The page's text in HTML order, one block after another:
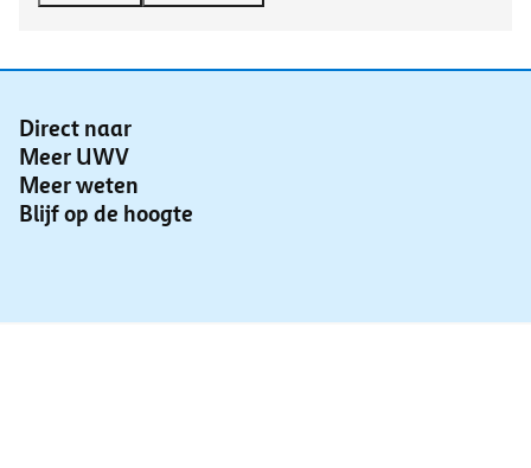
Direct naar
Meer UWV
Meer weten
Blijf op de hoogte